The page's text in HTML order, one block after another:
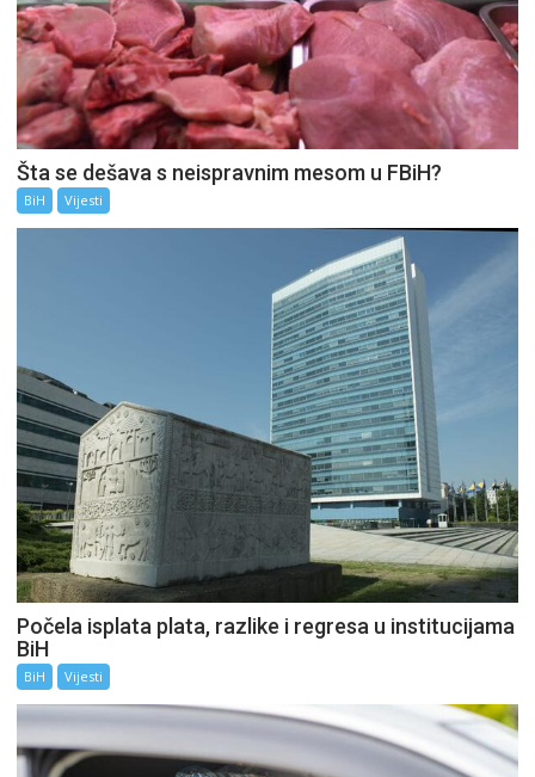
Šta se dešava s neispravnim mesom u FBiH?
BiH Vijesti
Počela isplata plata, razlike i regresa u institucijama
BiH
BiH Vijesti